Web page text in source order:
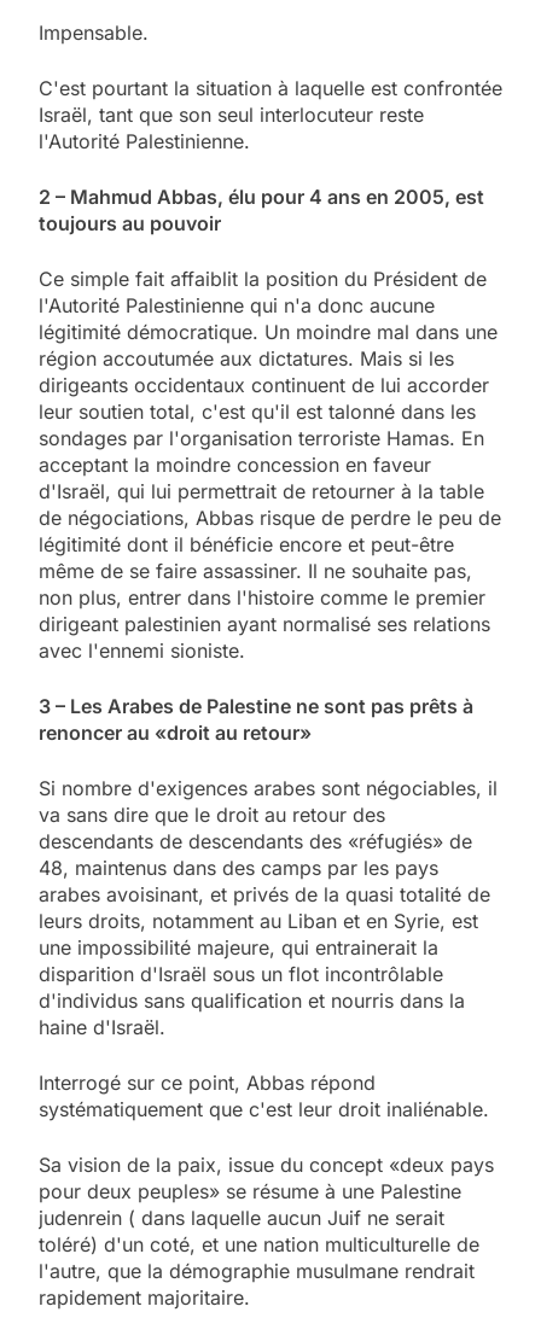
Impensable.
C'est pourtant la situation à laquelle est confrontée
Israël, tant que son seul interlocuteur reste
l'Autorité Palestinienne.
2 – Mahmud Abbas, élu pour 4 ans en 2005, est
toujours au pouvoir
Ce simple fait affaiblit la position du Président de
l'Autorité Palestinienne qui n'a donc aucune
légitimité démocratique. Un moindre mal dans une
région accoutumée aux dictatures. Mais si les
dirigeants occidentaux continuent de lui accorder
leur soutien total, c'est qu'il est talonné dans les
sondages par l'organisation terroriste Hamas. En
acceptant la moindre concession en faveur
d'Israël, qui lui permettrait de retourner à la table
de négociations, Abbas risque de perdre le peu de
légitimité dont il bénéficie encore et peut-être
même de se faire assassiner. Il ne souhaite pas,
non plus, entrer dans l'histoire comme le premier
dirigeant palestinien ayant normalisé ses relations
avec l'ennemi sioniste.
3 – Les Arabes de Palestine ne sont pas prêts à
renoncer au «droit au retour»
Si nombre d'exigences arabes sont négociables, il
va sans dire que le droit au retour des
descendants de descendants des «réfugiés» de
48, maintenus dans des camps par les pays
arabes avoisinant, et privés de la quasi totalité de
leurs droits, notamment au Liban et en Syrie, est
une impossibilité majeure, qui entrainerait la
disparition d'Israël sous un flot incontrôlable
d'individus sans qualification et nourris dans la
haine d'Israël.
Interrogé sur ce point, Abbas répond
systématiquement que c'est leur droit inaliénable.
Sa vision de la paix, issue du concept «deux pays
pour deux peuples» se résume à une Palestine
judenrein ( dans laquelle aucun Juif ne serait
toléré) d'un coté, et une nation multiculturelle de
l'autre, que la démographie musulmane rendrait
rapidement majoritaire.